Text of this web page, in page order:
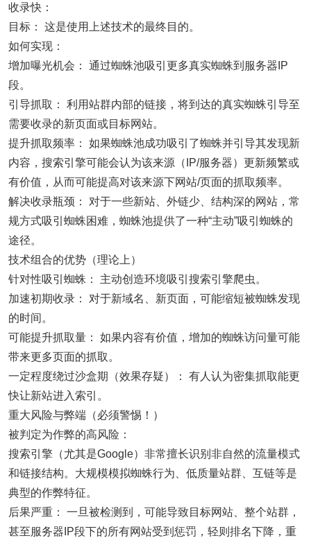
收录快：
目标： 这是使用上述技术的最终目的。
如何实现：
增加曝光机会： 通过蜘蛛池吸引更多真实蜘蛛到服务器IP
段。
引导抓取： 利用站群内部的链接，将到达的真实蜘蛛引导至
需要收录的新页面或目标网站。
提升抓取频率： 如果蜘蛛池成功吸引了蜘蛛并引导其发现新
内容，搜索引擎可能会认为该来源（IP/服务器）更新频繁或
有价值，从而可能提高对该来源下网站/页面的抓取频率。
解决收录瓶颈： 对于一些新站、外链少、结构深的网站，常
规方式吸引蜘蛛困难，蜘蛛池提供了一种“主动”吸引蜘蛛的
途径。
技术组合的优势（理论上）
针对性吸引蜘蛛： 主动创造环境吸引搜索引擎爬虫。
加速初期收录： 对于新域名、新页面，可能缩短被蜘蛛发现
的时间。
可能提升抓取量： 如果内容有价值，增加的蜘蛛访问量可能
带来更多页面的抓取。
一定程度绕过沙盒期（效果存疑）： 有人认为密集抓取能更
快让新站进入索引。
重大风险与弊端（必须警惕！）
被判定为作弊的高风险：
搜索引擎（尤其是Google）非常擅长识别非自然的流量模式
和链接结构。大规模模拟蜘蛛行为、低质量站群、互链等是
典型的作弊特征。
后果严重： 一旦被检测到，可能导致目标网站、整个站群，
甚至服务器IP段下的所有网站受到惩罚，轻则排名下降，重